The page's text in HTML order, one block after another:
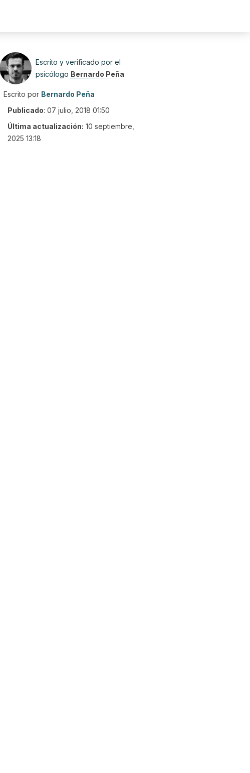
Escrito y verificado por el
psicólogo Bernardo Peña
Escrito por Bernardo Peña
Publicado: 07 julio, 2018 01:50
Última actualización: 10 septiembre,
2025 13:18